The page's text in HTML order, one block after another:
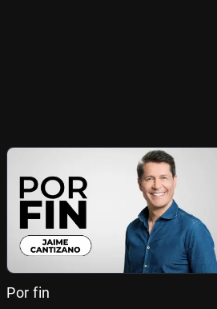
Por fin